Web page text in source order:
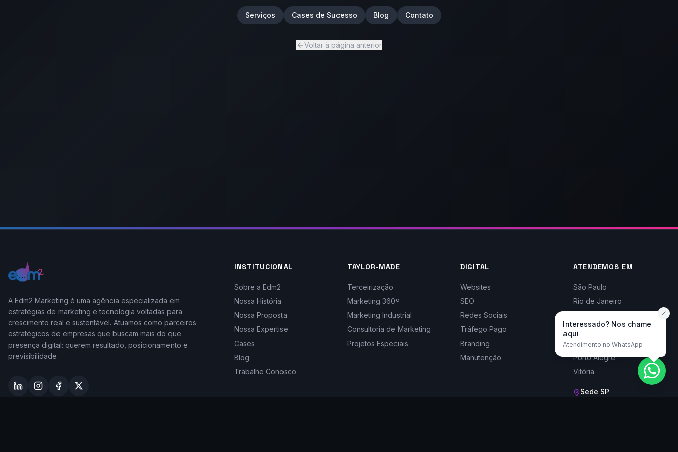
Interessado? Nos chame
aqui
Atendimento no WhatsApp
Serviços Cases de Sucesso Blog Contato
Voltar à página anterior
A Edm2 Marketing é uma agência especializada em
estratégias de marketing e tecnologia voltadas para
crescimento real e sustentável. Atuamos como parceiros
estratégicos de empresas que buscam mais do que
presença digital: querem resultado, posicionamento e
previsibilidade.
INSTITUCIONAL
Sobre a Edm2
Nossa História
Nossa Proposta
Nossa Expertise
Cases
Blog
Trabalhe Conosco
TAYLOR-MADE
Terceirização
Marketing 360º
Marketing Industrial
Consultoria de Marketing
Projetos Especiais
DIGITAL
Websites
SEO
Redes Sociais
Tráfego Pago
Branding
Manutenção
ATENDEMOS EM
São Paulo
Rio de Janeiro
Curitiba
Florianópolis
Porto Alegre
Vitória
Sede SP